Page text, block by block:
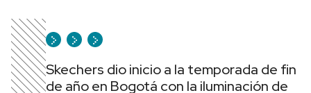
Skechers dio inicio a la temporada de fin
de año en Bogotá con la iluminación de